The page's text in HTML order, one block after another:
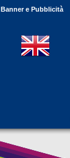
Banner e Pubblicità